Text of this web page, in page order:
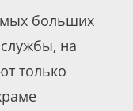
больших
на
только